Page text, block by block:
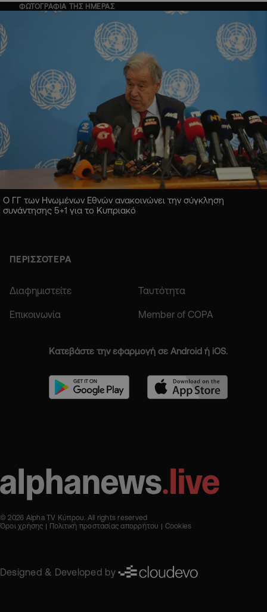
ΦΩΤΟΓΡΑΦΙΑ ΤΗΣ ΗΜΕΡΑΣ
Ο ΓΓ των Ηνωμένων Εθνών ανακοινώνει την σύγκληση
συνάντησης 5+1 για το Κυπριακό
ΠΕΡΙΣΣΟΤΕΡΑ
Διαφημιστείτε Ταυτότητα
Επικοινωνία Member of COPA
Κατεβάστε την εφαρμογή σε Android ή iOS.
© 2026 Alpha TV Κύπρου. All rights reserved
Όροι χρήσης
Πολιτική προστασίας απορρήτου Cookies
Designed & Developed by